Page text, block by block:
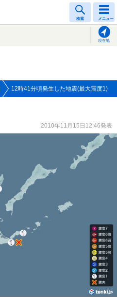
検索 メニュー
現在地
12時41分頃発生した地震(最大震度1)
2010年11月15日12:46発表